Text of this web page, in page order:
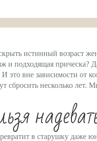
истинный возраст
и подходящая прическа?
И это вне зависимости от
сбросить несколько лет.
в старушку